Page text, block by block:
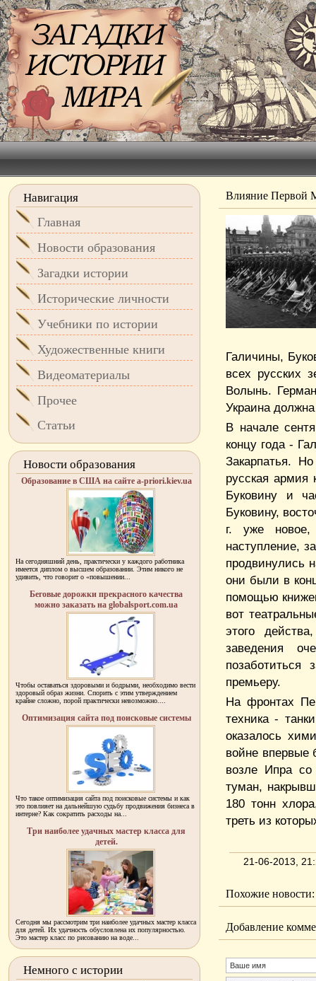
Влияние Первой
Галичины,
всех русских
Волынь.
Украина
В начале
концу года -
Закарпатья.
русская армия
Буковину и
Буковину,
г. уже новое,
наступление,
продвинулись
они были в
помощью
вот
этого
заведения
позаботиться
премьеру.
На фронтах
техника -
оказалось
войне впервые
возле Ипра со
туман,
180 тонн
треть из
21-06-2013,
Похожие новости:
Добавление
Навигация
Главная
Новости образования
Загадки истории
Исторические личности
Учебники по истории
Художественные книги
Видеоматериалы
Прочее
Статьи
Новости образования
Образование в США на сайте a-priori.kiev.ua
На сегодняшний день, практически у каждого работника
имеется диплом о высшем образовании. Этим никого не
удивить, что говорит о «повышении...
Беговые дорожки прекрасного качества
можно заказать на globalsport.com.ua
Чтобы оставаться здоровыми и бодрыми, необходимо вести
здоровый образ жизни. Спорить с этим утверждением
крайне сложно, порой практически невозможно....
Оптимизация сайта под поисковые системы
Что такое оптимизация сайта под поисковые системы и как
это повлияет на дальнейшую судьбу продвижения бизнеса в
интерне? Как сократить расходы на...
Три наиболее удачных мастер класса для
детей.
Сегодня мы рассмотрим три наиболее удачных мастер класса
для детей. Их удачность обусловлена их популярностью.
Это мастер класс по рисованию на воде...
Немного с истории